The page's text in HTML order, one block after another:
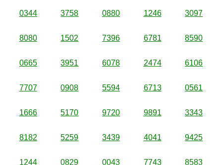
0344 3758 0880 1246 3097
8080 1502 7396 6781 8590
0665 3951 6078 2474 6106
7707 0908 5594 6713 0561
1666 5170 9720 9891 3343
8182 5259 3439 4041 9425
1244 0829 0043 7743 8583